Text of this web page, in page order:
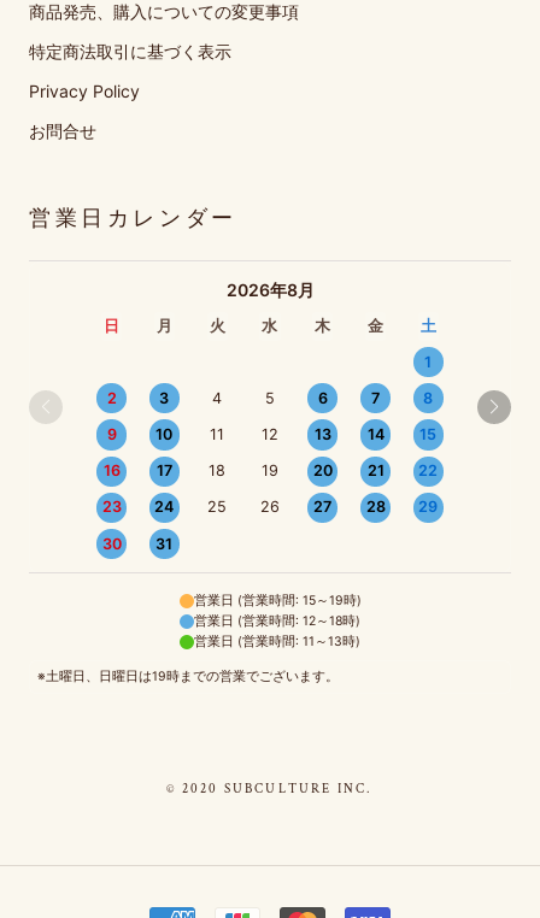
商品発売、購入についての変更事項
特定商法取引に基づく表示
Privacy Policy
お問合せ
営業日カレンダー
2026年8月
日 月 火 水 木 金
土
1
2 3 4 5 6 7 8
9 10 11 12 13 14 15
16 17 18 19 20 21 22
23 24 25 26 27 28 29
30 31
営業日 (営業時間: 15～19時)
営業日 (営業時間: 12～18時)
営業日 (営業時間: 11～13時)
※土曜日、日曜日は19時までの営業でございます。
© 2020 SUBCULTURE INC.